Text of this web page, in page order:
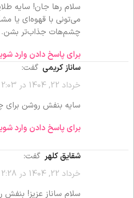
سلام رها جان! سایه
می‌تونی با قهوه‌ای یا
چشم‌هات جذاب‌تر بشن.
برای پاسخ دادن وارد
ساناز کریمی گفت:
خرداد 22, 1404 در 2:03 ب.ظ
سایه بنفش روشن
برای پاسخ دادن وارد
شقایق کلهر گفت:
خرداد 22, 1404 در 2:28 ب.ظ
سلام ساناز عزیز!